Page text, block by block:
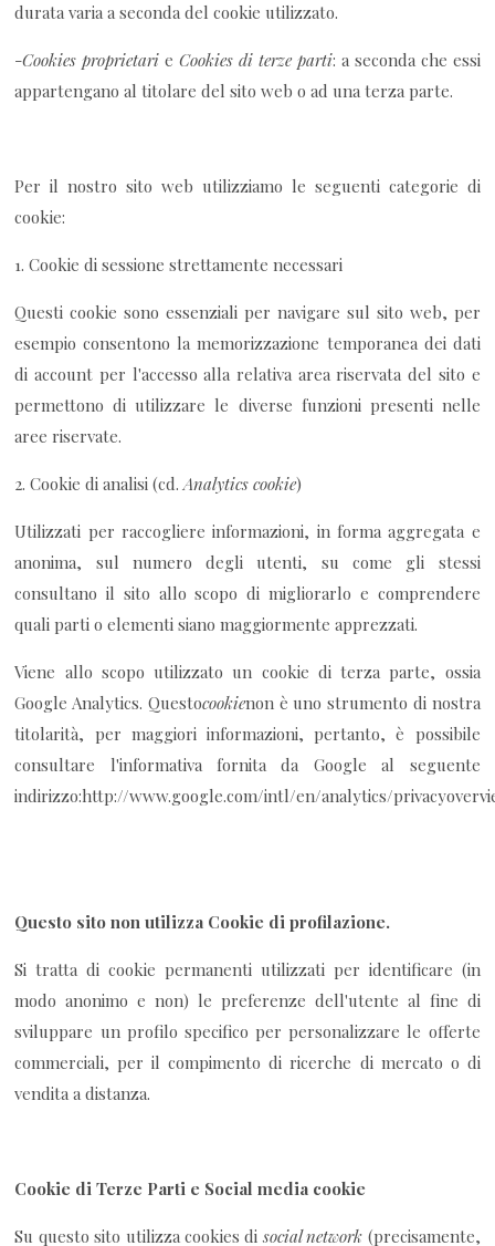
durata varia a seconda del cookie utilizzato.
-Cookies proprietari eCookies di terze parti: a seconda che essi
appartengano al titolare del sito web o ad una terza parte.
Per il nostro sito web utilizziamo le seguenti categorie di
cookie:
1. Cookie di sessione strettamente necessari
Questi cookie sono essenziali per navigare sul sito web, per
esempio consentono la memorizzazione temporanea dei dati
di account per l'accesso alla relativa area riservata del sito e
permettono di utilizzare le diverse funzioni presenti nelle
aree riservate.
2. Cookie di analisi (cd.Analytics cookie)
Utilizzati per raccogliere informazioni, in forma aggregata e
anonima, sul numero degli utenti, su come gli stessi
consultano il sito allo scopo di migliorarlo e comprendere
quali parti o elementi siano maggiormente apprezzati.
Viene allo scopo utilizzato un cookie di terza parte, ossia
Google Analytics. Questocookienon è uno strumento di nostra
titolarità, per maggiori informazioni, pertanto, è possibile
consultare l'informativa fornita da Google al seguente
indirizzo:http://www.google.com/intl/en/analytics/
Questo sito non utilizza Cookie di profilazione.
Si tratta di cookie permanenti utilizzati per identificare (in
modo anonimo e non) le preferenze dell'utente al fine di
sviluppare un profilo specifico per personalizzare le offerte
commerciali, per il compimento di ricerche di mercato o di
vendita a distanza.
Cookie di Terze Parti e Social media cookie
Su questo sito utilizza cookies disocial network (precisamente,